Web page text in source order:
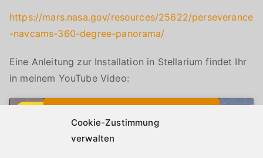
Cookie-Zustimmung
verwalten
https://mars.nasa.gov/resources/25622/perseverance
-navcams-360-degree-panorama/
Eine Anleitung zur Installation in Stellarium findet Ihr
in meinem YouTube Video:
Klicke auf "Ich stimme zu", um Youtube zu
aktivieren
Cookie-Richtlinie